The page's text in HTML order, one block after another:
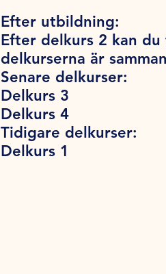
Efter utbildning:
Efter delkurs 2 kan
delkurserna är
Senare delkurser:
Delkurs 3
Delkurs 4
Tidigare delkurser:
Delkurs 1